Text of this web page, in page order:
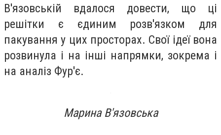
В'язовській вдалося довести, що ці
решітки є єдиним розв'язком для
пакування у цих просторах. Свої ідеї вона
розвинула і на інші напрямки, зокрема і
на аналіз Фур'є.
Марина В'язовська